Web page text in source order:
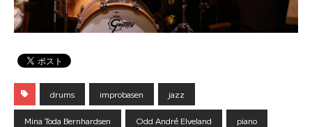
drums improbasen jazz
Mina Toda Bernhardsen Odd André Elveland piano